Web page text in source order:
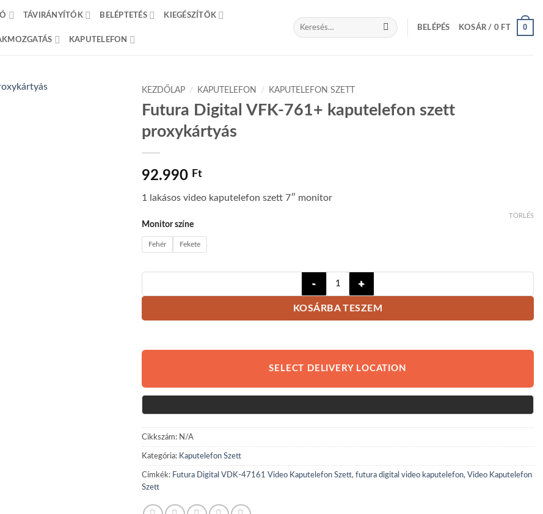
TÁVIRÁNYÍTÓK BELÉPTETÉS KIEGÉSZÍTŐK
KAPUTELEFON
Keresés
a
BELÉPÉS KOSÁR / 0 FT 0
KEZDŐLAP / KAPUTELEFON / KAPUTELEFON SZETT
Futura Digital VFK-761+ kaputelefon szett
proxykártyás
92.990 Ft
1 lakásos video kaputelefon szett 7″ monitor
Monitor színe
Fehér Fekete
TÖRLÉS
Futura Digital VFK-761+ kaputelefon szett
KOSÁRBA TESZEM
SELECT DELIVERY LOCATION
Cikkszám: N/A
Kategória: Kaputelefon Szett
Címkék: Futura Digital VDK-47161 Video Kaputelefon Szett, futura digital video kaputelefon, Video Kaputelefon
Szett